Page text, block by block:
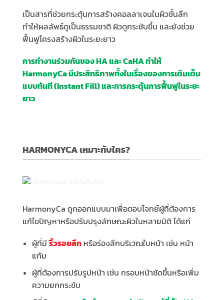
เป็นสารที่ช่วยกระตุ้นการสร้างคอลลาเจนในผิวชั้นลึก
ทำให้ผลลัพธ์ดูเป็นธรรมชาติ ผิวดูกระชับขึ้น และยังช่วย
ฟื้นฟูโครงสร้างผิวในระยะยาว
การทำงานร่วมกันของ HA และ CaHA ทำให้
HarmonyCa มีประสิทธิภาพทั้งในเรื่องของการเติมเต็ม
แบบทันที (Instant Fill) และการกระตุ้นการฟื้นฟูในระยะ
ยาว
HARMONYCA เหมาะกับใคร?
HarmonyCa ถูกออกแบบมาเพื่อตอบโจทย์ผู้ที่ต้องการ
แก้ไขปัญหาหรือปรับปรุงลักษณะผิวในหลายมิติ ได้แก่
ผู้ที่มี ริ้วรอยลึก หรือร่องลึกบริเวณใบหน้า เช่น หน้า
แก้ม
ผู้ที่ต้องการปรับรูปหน้า เช่น กรอบหน้าชัดขึ้นหรือเพิ่ม
ความยกกระชับ